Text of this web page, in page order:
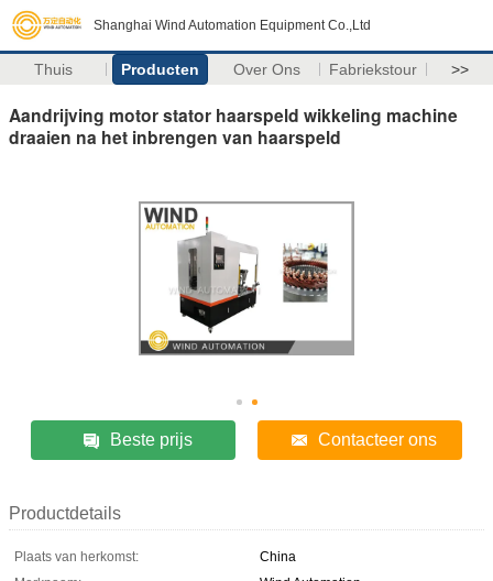
Shanghai Wind Automation Equipment Co.,Ltd
Thuis Producten Over Ons Fabriekstour >>
Aandrijving motor stator haarspeld wikkeling machine
draaien na het inbrengen van haarspeld
Beste prijs Contacteer ons
Productdetails
Plaats van herkomst:
China